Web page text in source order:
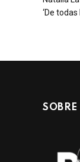
‘De todas